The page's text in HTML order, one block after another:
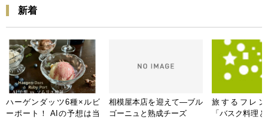
新着
ハーゲンダッツ6種×ルビ
ーポート！ AIの予想は当
相模屋本店を迎えて―ブル
ゴーニュと熟成チーズ
旅するフレン
「バスク料理